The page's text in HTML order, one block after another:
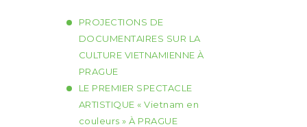
PROJECTIONS DE
DOCUMENTAIRES SUR LA
CULTURE VIETNAMIENNE À
PRAGUE
LE PREMIER SPECTACLE
ARTISTIQUE « Vietnam en
couleurs » À PRAGUE